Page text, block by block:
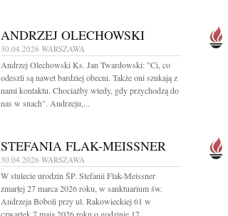
ANDRZEJ OLECHOWSKI
30.04.2026 WARSZAWA
Andrzej Olechowski Ks. Jan Twardowski: "Ci, co
odeszli są nawet bardziej obecni. Także oni szukają z
nami kontaktu. Chociażby wtedy, gdy przychodzą do
nas w snach". Andrzeju,...
STEFANIA FLAK-MEISSNER
30.04.2026 WARSZAWA
W stulecie urodzin ŚP. Stefanii Flak-Meissner
zmarłej 27 marca 2026 roku, w sanktuarium św.
Andrzeja Boboli przy ul. Rakowieckiej 61 w